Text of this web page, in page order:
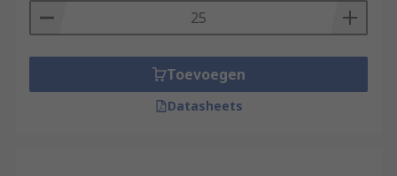
Toevoegen
Datasheets